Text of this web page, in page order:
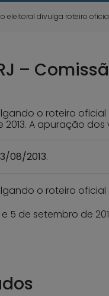
eleitoral divulga roteiro
–
o roteiro
2013. A apuração
08/2013.
o roteiro
5 de setembro de